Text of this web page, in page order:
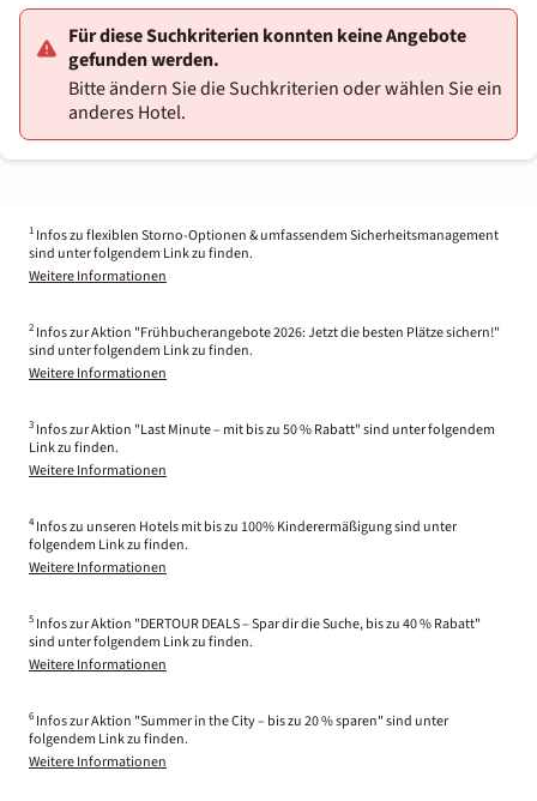
Für diese Suchkriterien konnten keine Angebote
gefunden werden.
Bitte ändern Sie die Suchkriterien oder wählen Sie ein
anderes Hotel.
1 Infos zu flexiblen Storno-Optionen & umfassendem Sicherheitsmanagement
sind unter folgendem Link zu finden.
Weitere Informationen
2 Infos zur Aktion "Frühbucherangebote 2026: Jetzt die besten Plätze sichern!"
sind unter folgendem Link zu finden.
Weitere Informationen
3 Infos zur Aktion "Last Minute – mit bis zu 50 % Rabatt" sind unter folgendem
Link zu finden.
Weitere Informationen
4 Infos zu unseren Hotels mit bis zu 100% Kinderermäßigung sind unter
folgendem Link zu finden.
Weitere Informationen
5 Infos zur Aktion "DERTOUR DEALS – Spar dir die Suche, bis zu 40 % Rabatt"
sind unter folgendem Link zu finden.
Weitere Informationen
6 Infos zur Aktion "Summer in the City – bis zu 20 % sparen" sind unter
folgendem Link zu finden.
Weitere Informationen